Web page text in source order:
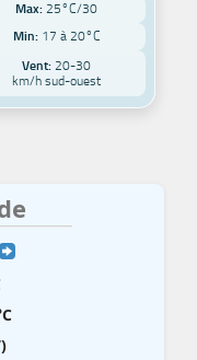
Max: 25°C/30
Min: 17 à 20°C
Vent: 20-30
km/h sud-ouest